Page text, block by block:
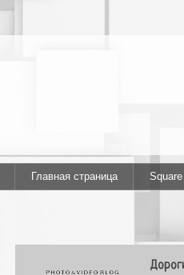
Главная страница